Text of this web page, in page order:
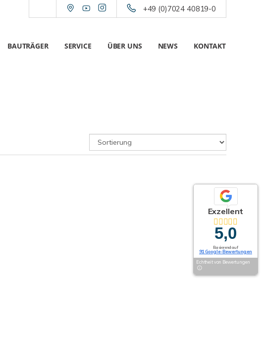
+49 (0)7024 40819-0
BAUTRÄGER SERVICE ÜBER UNS NEWS KONTAKT
Exzellent
5,0
Basierend auf
91 Google-Bewertungen
Echtheit von Bewertungen